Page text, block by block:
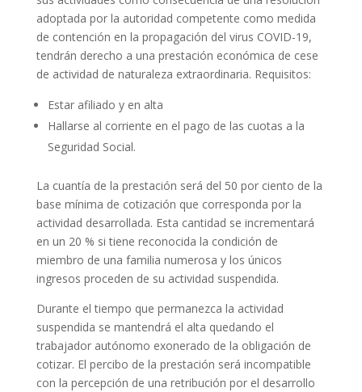
adoptada por la autoridad competente como medida
de contención en la propagación del virus COVID-19,
tendrán derecho a una prestación económica de cese
de actividad de naturaleza extraordinaria. Requisitos:
Estar afiliado y en alta
Hallarse al corriente en el pago de las cuotas a la
Seguridad Social.
La cuantía de la prestación será del 50 por ciento de la
base mínima de cotización que corresponda por la
actividad desarrollada. Esta cantidad se incrementará
en un 20 % si tiene reconocida la condición de
miembro de una familia numerosa y los únicos
ingresos proceden de su actividad suspendida.
Durante el tiempo que permanezca la actividad
suspendida se mantendrá el alta quedando el
trabajador autónomo exonerado de la obligación de
cotizar. El percibo de la prestación será incompatible
con la percepción de una retribución por el desarrollo